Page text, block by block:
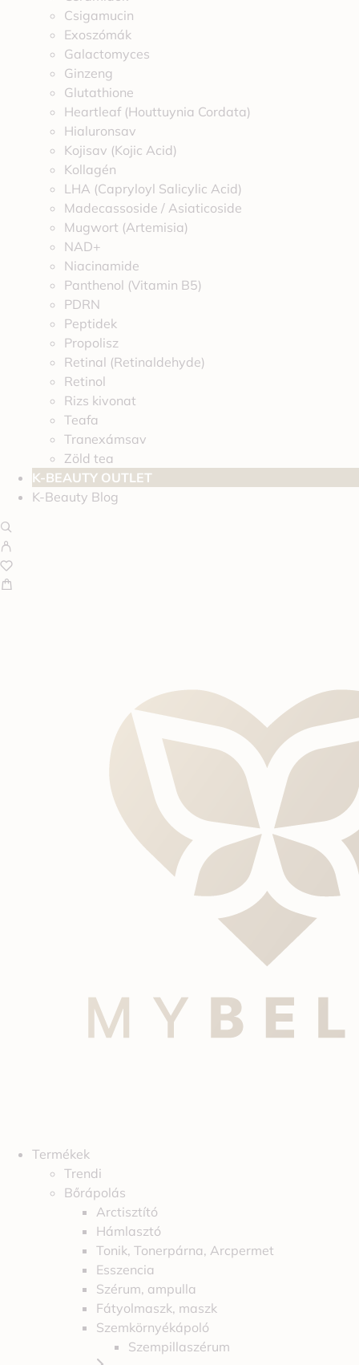
Csigamucin
Exoszómák
Galactomyces
Ginzeng
Glutathione
Heartleaf (Houttuynia Cordata)
Hialuronsav
Kojisav (Kojic Acid)
Kollagén
LHA (Capryloyl Salicylic Acid)
Madecassoside / Asiaticoside
Mugwort (Artemisia)
NAD+
Niacinamide
Panthenol (Vitamin B5)
PDRN
Peptidek
Propolisz
Retinal (Retinaldehyde)
Retinol
Rizs kivonat
Teafa
Tranexámsav
Zöld tea
K-BEAUTY OUTLET
K-Beauty Blog
Termékek
Trendi
Bőrápolás
Arctisztító
Hámlasztó
Tonik, Tonerpárna, Arcpermet
Esszencia
Szérum, ampulla
Fátyolmaszk, maszk
Szemkörnyékápoló
Szempillaszérum